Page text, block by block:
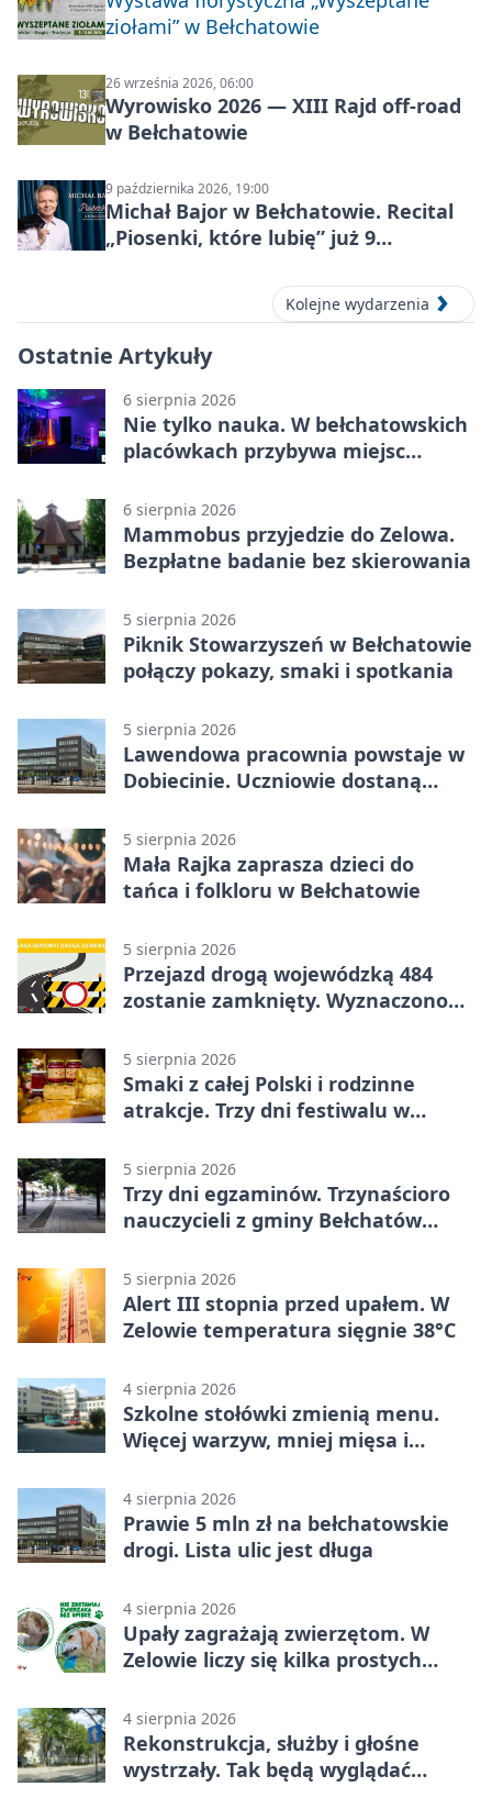
ziołami” w Bełchatowie
26 września 2026, 06:00
Wyrowisko 2026 — XIII Rajd off‑road
w Bełchatowie
9 października 2026, 19:00
Michał Bajor w Bełchatowie. Recital
„Piosenki, które lubię” już 9
Kolejne wydarzenia
Ostatnie Artykuły
6 sierpnia 2026
Nie tylko nauka. W bełchatowskich
placówkach przybywa miejsc
6 sierpnia 2026
Mammobus przyjedzie do Zelowa.
Bezpłatne badanie bez skierowania
5 sierpnia 2026
Piknik Stowarzyszeń w Bełchatowie
połączy pokazy, smaki i spotkania
5 sierpnia 2026
Lawendowa pracownia powstaje w
Dobiecinie. Uczniowie dostaną
5 sierpnia 2026
Mała Rajka zaprasza dzieci do
tańca i folkloru w Bełchatowie
5 sierpnia 2026
Przejazd drogą wojewódzką 484
zostanie zamknięty. Wyznaczono
5 sierpnia 2026
Smaki z całej Polski i rodzinne
atrakcje. Trzy dni festiwalu w
5 sierpnia 2026
Trzy dni egzaminów. Trzynaścioro
nauczycieli z gminy Bełchatów
5 sierpnia 2026
Alert III stopnia przed upałem. W
Zelowie temperatura sięgnie 38°C
4 sierpnia 2026
Szkolne stołówki zmienią menu.
Więcej warzyw, mniej mięsa i
4 sierpnia 2026
Prawie 5 mln zł na bełchatowskie
drogi. Lista ulic jest długa
4 sierpnia 2026
Upały zagrażają zwierzętom. W
Zelowie liczy się kilka prostych
4 sierpnia 2026
Rekonstrukcja, służby i głośne
wystrzały. Tak będą wyglądać